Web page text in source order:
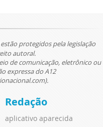
protegidos pela legislação
autoral.
de comunicação, eletrônico ou
expressa do A12
Redação
aplicativo aparecida